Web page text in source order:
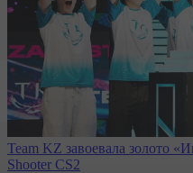
Team KZ завоевала золото
Shooter CS2